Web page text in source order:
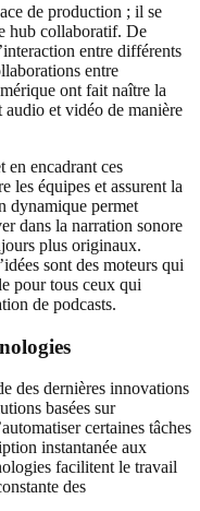
de production ; il se
hub collaboratif. De
entre différents
entre
ont fait naître la
audio et vidéo de manière
en encadrant ces
les équipes et assurent la
dynamique permet
dans la narration sonore
plus originaux.
sont des moteurs qui
pour tous ceux qui
de podcasts.
des dernières innovations
basées sur
certaines tâches
instantanée aux
facilitent le travail
des